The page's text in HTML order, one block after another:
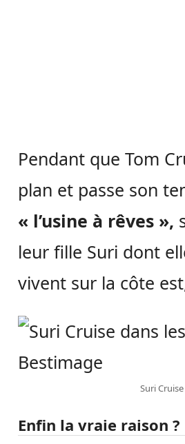
Pendant que Tom
plan et passe son
« l’usine à rêves »,
leur fille Suri dont
vivent sur la côte
Suri
Enfin la vraie raison ?